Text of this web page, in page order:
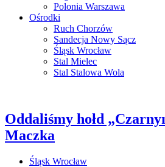
Polonia Warszawa
Ośrodki
Ruch Chorzów
Sandecja Nowy Sącz
Śląsk Wrocław
Stal Mielec
Stal Stalowa Wola
Oddaliśmy hołd
Maczka
Śląsk Wrocław